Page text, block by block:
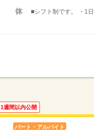
■シフト制です。 ・1
1週間以内公開
パート・アルバイト